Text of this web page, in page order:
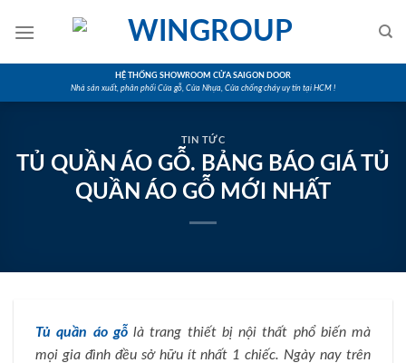
HỆ THỐNG SHOWROOM CỬA SAIGON DOOR
Nhà sản xuất, phân phối Cửa gỗ, Cửa Nhựa, Cửa chống cháy uy tín tại HCM !
TIN TỨC
TỦ QUẦN ÁO GỖ. BẢNG BÁO GIÁ TỦ
QUẦN ÁO GỖ MỚI NHẤT
Tủ quần áo gỗlà trang thiết bị nội thất phổ biến mà
mọi gia đình đều sở hữu ít nhất 1 chiếc. Ngày nay trên